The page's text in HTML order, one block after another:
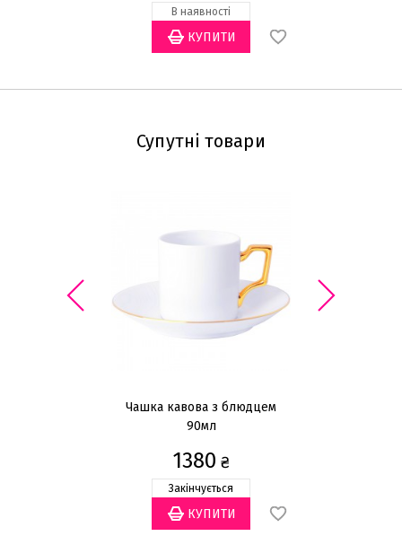
В наявності
Супутні товари
Чашка кавова з блюдцем
90мл
1380 ₴
Закінчується